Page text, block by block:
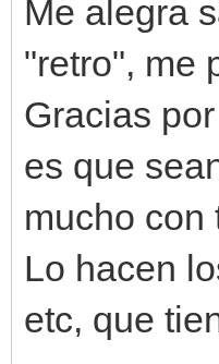
Me alegra
"retro", me
Gracias
es que
mucho con
Lo hacen
etc, que